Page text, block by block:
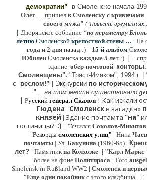
демократии” в Смоленске начала
Олег … пришел к Смоленску с кривичами
своего мужа" ("Повесть временных
| Дворянское собрание “по периметру
летию Смоленской крепостной стены … | На
года и 2 дня назад :) | 15-й альбом
Юбилеи Смоленска каждые 5 лет :) | ...
здание обер-почтовой
Cмоленщины". "Траст-Имаком", 1994 г.
с веслом!”
Экскурсии по
"... на том месте существовало
| Русский генерал Скалон | Как искали
Гюдена | Смоленскв загадках
князей | Здание почтамта "на"
гостиницы? :) | "Учился Соколов-
"Рекорды смоленских улиц" | Нина Ч
почтамты | Ул. Бакунина (1960-65) |
лет? | Памятник на Колхозке | "Карл Маркс
более на фоне Политпроса | Foto
Smolensk in Rußland WW2 | Смоленск и
"Еще один покойникс этого кладбища ..."